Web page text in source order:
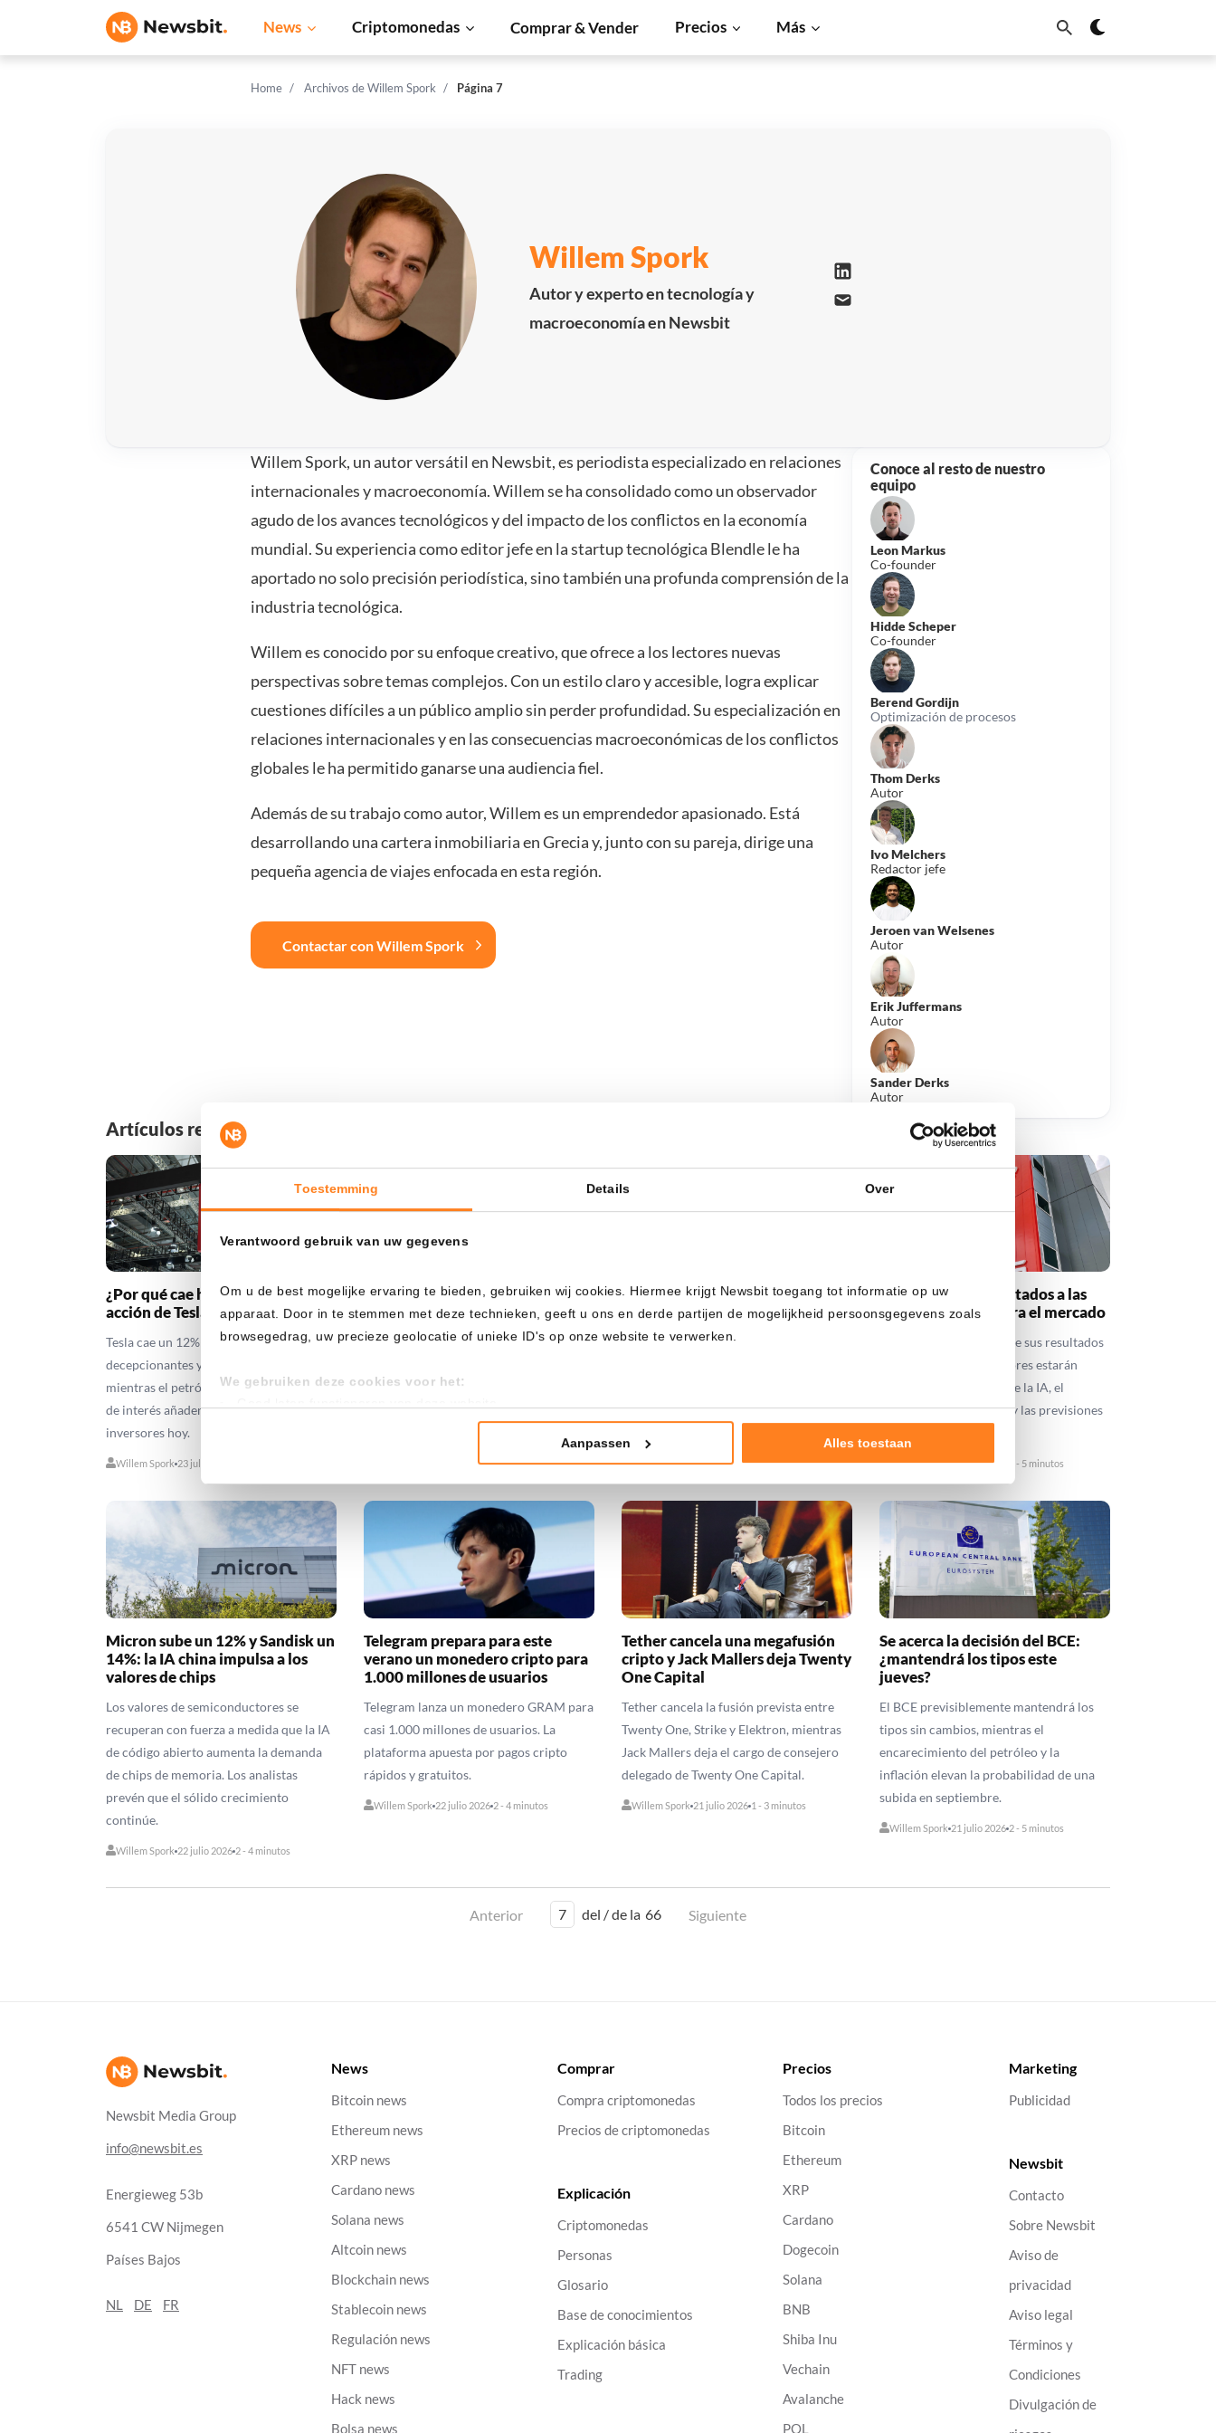
Toestemming Details Over
Verantwoord gebruik van uw gegevens
Om u de best mogelijke ervaring te bieden, gebruiken wij cookies. Hiermee krijgt Newsbit toegang tot informatie op uw
apparaat. Door in te stemmen met deze technieken, geeft u ons en derde partijen de mogelijkheid persoonsgegevens zoals
browsegedrag, uw precieze geolocatie of unieke ID's op onze website te verwerken.
We gebruiken deze cookies voor het:
Klik hieronder om ons toestemming te geven om deze technieken te gebruiken voor bovenstaande doelen of maak
gedetailleerde keuzes, waaronder het maken van bezwaar tegen bedrijven die persoonsgegevens verwerken op basis van
gerechtvaardigd belang. U kunt uw privacy-instellingen te allen tijde inzien en bijwerken door op de tekst 'cookies' te klikken
onderaan de pagina. Voor meer informatie: zie ons
cookiestatement
Aanpassen Alles toestaan
News Criptomonedas Comprar & Vender Precios Más
Home Archivos de Willem Spork Página 7
Willem Spork
Autor y experto en tecnología y
macroeconomía en Newsbit
Willem Spork, un autor versátil en Newsbit, es periodista especializado en relaciones
internacionales y macroeconomía. Willem se ha consolidado como un observador
agudo de los avances tecnológicos y del impacto de los conflictos en la economía
mundial. Su experiencia como editor jefe en la startup tecnológica Blendle le ha
aportado no solo precisión periodística, sino también una profunda comprensión de la
industria tecnológica.
Willem es conocido por su enfoque creativo, que ofrece a los lectores nuevas
perspectivas sobre temas complejos. Con un estilo claro y accesible, logra explicar
cuestiones difíciles a un público amplio sin perder profundidad. Su especialización en
relaciones internacionales y en las consecuencias macroeconómicas de los conflictos
globales le ha permitido ganarse una audiencia fiel.
Además de su trabajo como autor, Willem es un emprendedor apasionado. Está
desarrollando una cartera inmobiliaria en Grecia y, junto con su pareja, dirige una
pequeña agencia de viajes enfocada en esta región.
Contactar con Willem Spork
Conoce al resto de nuestro
equipo
Leon Markus
Co-founder
Hidde Scheper
Co-founder
Berend Gordijn
Optimización de procesos
Thom Derks
Autor
Ivo Melchers
Redactor jefe
Jeroen van Welsenes
Autor
Erik Juffermans
Autor
Sander Derks
Autor
Artículos relacionados
¿Por qué cae hoy un 12% la
acción de Tesla?
Tesla cae un 12% por unos resultados
decepcionantes y el elevado gasto en IA,
mientras el petróleo, el dólar y los tipos
de interés añaden presión a los
inversores hoy.
Willem Spork 23 julio 2026
El BCE no sorprende: mantiene
los tipos en el 2,25%, ¿pero
prepara otro movimiento?
el 2,25% mientras persisten las dudas
sobre la inflación. Los inversores miran
ahora sobre todo a septiembre y a la Fed.
Claude Fable 5 ayuda a resolver
un problema matemático de 86
años
contraejemplo fácil de comprobar.
Tesla presenta resultados a las
22:30: las claves para el mercado
Tesla presenta esta noche sus resultados
trimestrales. Los inversores estarán
pendientes sobre todo de la IA, el
Robotaxi, los márgenes y las previsiones
Willem Spork 22 julio 2026 2 - 5 minutos
Micron sube un 12% y Sandisk un
14%: la IA china impulsa a los
valores de chips
Los valores de semiconductores se
recuperan con fuerza a medida que la IA
de código abierto aumenta la demanda
de chips de memoria. Los analistas
prevén que el sólido crecimiento
continúe.
Willem Spork 22 julio 2026 2 - 4 minutos
Telegram prepara para este
verano un monedero cripto para
1.000 millones de usuarios
Telegram lanza un monedero GRAM para
casi 1.000 millones de usuarios. La
plataforma apuesta por pagos cripto
rápidos y gratuitos.
Willem Spork 22 julio 2026 2 - 4 minutos
Tether cancela una megafusión
cripto y Jack Mallers deja Twenty
One Capital
Tether cancela la fusión prevista entre
Twenty One, Strike y Elektron, mientras
Jack Mallers deja el cargo de consejero
delegado de Twenty One Capital.
Willem Spork 21 julio 2026 1 - 3 minutos
Se acerca la decisión del BCE:
¿mantendrá los tipos este
jueves?
El BCE previsiblemente mantendrá los
tipos sin cambios, mientras el
encarecimiento del petróleo y la
inflación elevan la probabilidad de una
subida en septiembre.
Willem Spork 21 julio 2026 2 - 5 minutos
Anterior 7 del / de la 66 Siguiente
Newsbit Media Group
info@newsbit.es
Energieweg 53b
6541 CW Nijmegen
Países Bajos
NL DE FR
News
Bitcoin news
Ethereum news
XRP news
Cardano news
Solana news
Altcoin news
Blockchain news
Stablecoin news
Regulación news
NFT news
Hack news
Bolsa news
Comprar
Compra criptomonedas
Precios de criptomonedas
Explicación
Criptomonedas
Personas
Glosario
Base de conocimientos
Explicación básica
Trading
Precios
Todos los precios
Bitcoin
Ethereum
XRP
Cardano
Dogecoin
Solana
BNB
Shiba Inu
Vechain
Avalanche
POL
Marketing
Publicidad
Newsbit
Contacto
Sobre Newsbit
Aviso de
privacidad
Aviso legal
Términos y
Condiciones
Divulgación de